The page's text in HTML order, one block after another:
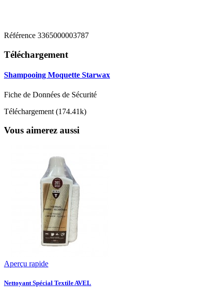
Référence 3365000003787
Téléchargement
Shampooing Moquette Starwax
Fiche de Données de Sécurité
Téléchargement (174.41k)
Vous aimerez aussi
Aperçu rapide
Nettoyant Spécial Textile AVEL